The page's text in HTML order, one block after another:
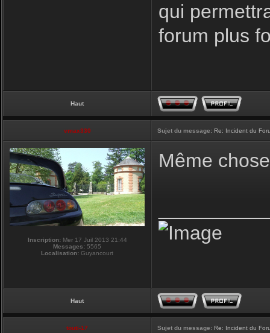
qui
forum plus
Haut
vmax330 Sujet du message: Re: Incident du
Inscription:Mer 17 Juil 2013 21:44
Messages: 5565
Localisation: Guyancourt
Même
Haut
touti-17 Sujet du message: Re: Incident du